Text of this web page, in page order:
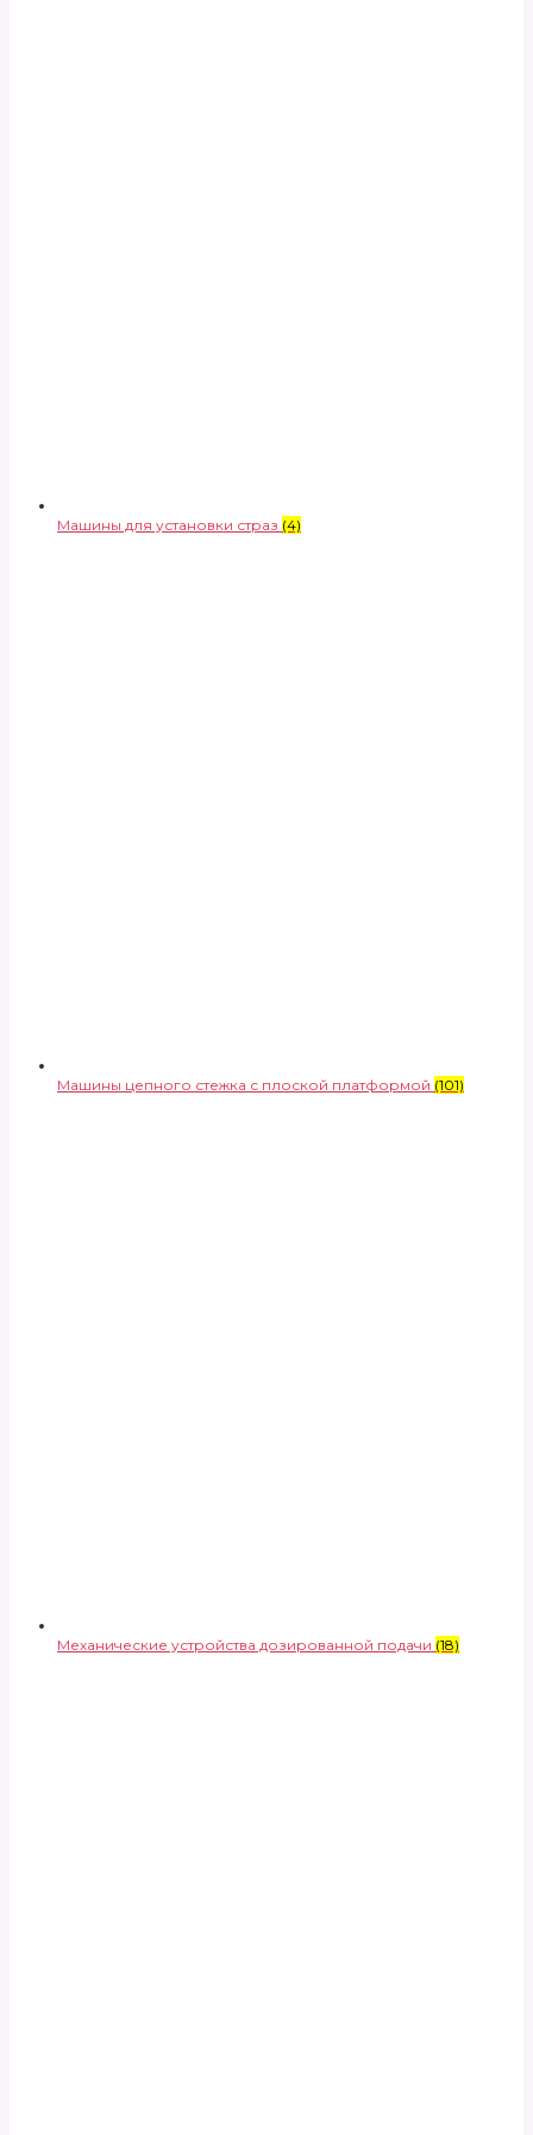
Машины для установки страз (4)
Машины цепного стежка с плоской платформой (101)
Механические устройства дозированной подачи (18)